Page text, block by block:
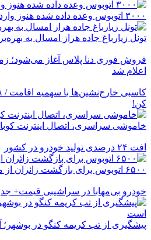
۳۰۰۰ اتوبوس وعده داده شده هنوز وارد طرح اربعین نشده است
تونل زیارباغ جاده هراز امسال به
فروش فوری دنا پلاس آغاز می‌شود؛
اعلام شد
کن!
خاموشی سراسری، اتصال اینترنت
افت ۲۴ درصدی تولید خودرو در کشور
۶۵۰۰ اتوبوس برای بازگشت زائران از مرز مهران اعزام می‌شود
خودرو بی‌مهابا در سراشیبی قیمت+
پیشگیری از تب کریمه کنگو در